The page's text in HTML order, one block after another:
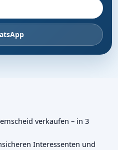
verkaufen – in 3
Interessenten und